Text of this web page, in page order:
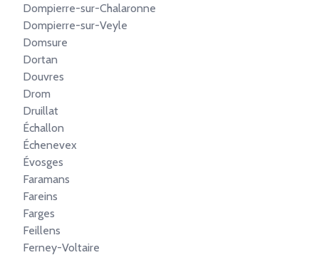
Dompierre-sur-Chalaronne
Dompierre-sur-Veyle
Domsure
Dortan
Douvres
Drom
Druillat
Échallon
Échenevex
Évosges
Faramans
Fareins
Farges
Feillens
Ferney-Voltaire